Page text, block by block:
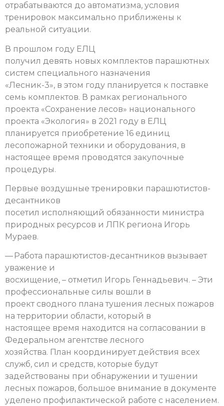
отрабатываются до автоматизма, условия
тренировок максимально приближены к
реальной ситуации.
В прошлом году ЕЛЦ
получил девять новых комплектов парашютных
систем специального назначения
«Лесник-3», в этом году планируется к поставке
семь комплектов. В рамках регионального
проекта «Сохранение лесов» национального
проекта «Экология» в 2021 году в ЕЛЦ
планируется приобретение 16 единиц
лесопожарной техники и оборудования, в
настоящее время проводятся закупочные
процедуры.
Первые воздушные тренировки парашютистов-
десантников
посетил исполняющий обязанности министра
природных ресурсов и ЛПК региона Игорь
Мураев.
— Работа парашютистов-десантников вызывает
уважение и
восхищение, – отметил Игорь Геннадьевич. – Эти
профессиональные силы вошли в
проект сводного плана тушения лесных пожаров
на территории области, который в
настоящее время находится на согласовании в
Федеральном агентстве лесного
хозяйства. План координирует действия всех
служб, сил и средств, которые будут
задействованы при обнаружении и тушении
лесных пожаров, большое внимание в документе
уделено профилактической работе с населением.